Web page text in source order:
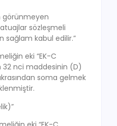
görünmeyen
sözleşmeli
sağlam kabul edilir.”
eki “EK-C
32 nci maddesinin (D)
soma gelmek